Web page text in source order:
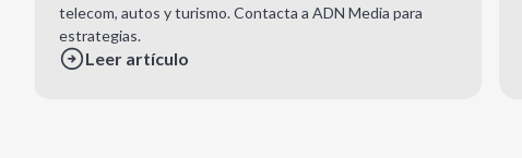
telecom, autos y turismo. Contacta a ADN Media para
estrategias.
Leer artículo